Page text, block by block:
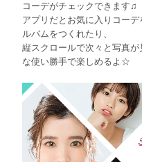
コーデがチェックできます♫
アプリだとお気に入りコー
ルバムをつくれたり、
縦スクロールで次々と写真
な使い勝手で楽しめるよ☆